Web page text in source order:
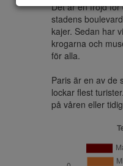
Det är en fröjd
stadens
kajer. Sedan har
krogarna och
för alla.
Paris är en av de
lockar flest
på våren eller